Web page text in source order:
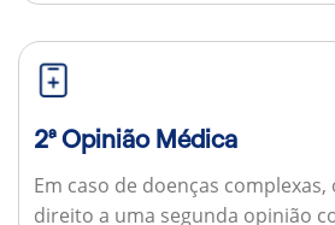
2ª Opinião Médica
Em caso de doenças
direito a uma segunda opinião